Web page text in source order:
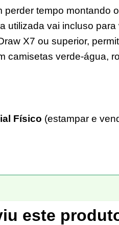
perder tempo montando
utilizada vai incluso
X7 ou superior,
camisetas verde-água,
Físico (estampar e
este